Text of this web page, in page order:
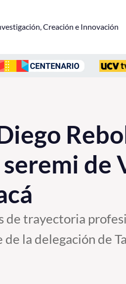
Creación e Innovación
de
de trayectoria
la delegación de